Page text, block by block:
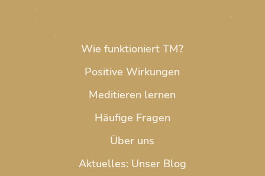
Wie funktioniert TM?
Positive Wirkungen
Meditieren lernen
Häufige Fragen
Über uns
Aktuelles: Unser Blog